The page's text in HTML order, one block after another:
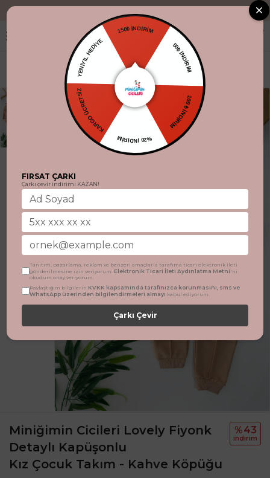
"Aynı gün
Miniğimin Cicileri Lovely Fiyonk
Detaylı Kapüşonlu
Kız Çocuk Takım - Kahve Köpüğu
%43
i̇ndi̇ri̇m
150₺ İNDİRİM
50₺ İNDİRİM
100 ₺ İNDİRİM
%20 İNDİRİM
KARGO ÜCRETSİZ
YENİYIL HEDİYE
FIRSAT ÇARKI
Çarkı çevir indirimi KAZAN!
Tanıtım, pazarlama, reklam ve benzeri amaçlarla tarafıma ticari elektronik ileti
gönderilmesine izin veriyorum. Elektronik Ticari İleti Aydınlatma Metni 'ni
okudum onay veriyorum.
Paylaştığım bilgilerin KVKK kapsamında tarafınızca korunmasını, sms ve
WhatsApp üzerinden bilgilendirmeleri almayı kabul ediyorum.
Çarkı Çevir